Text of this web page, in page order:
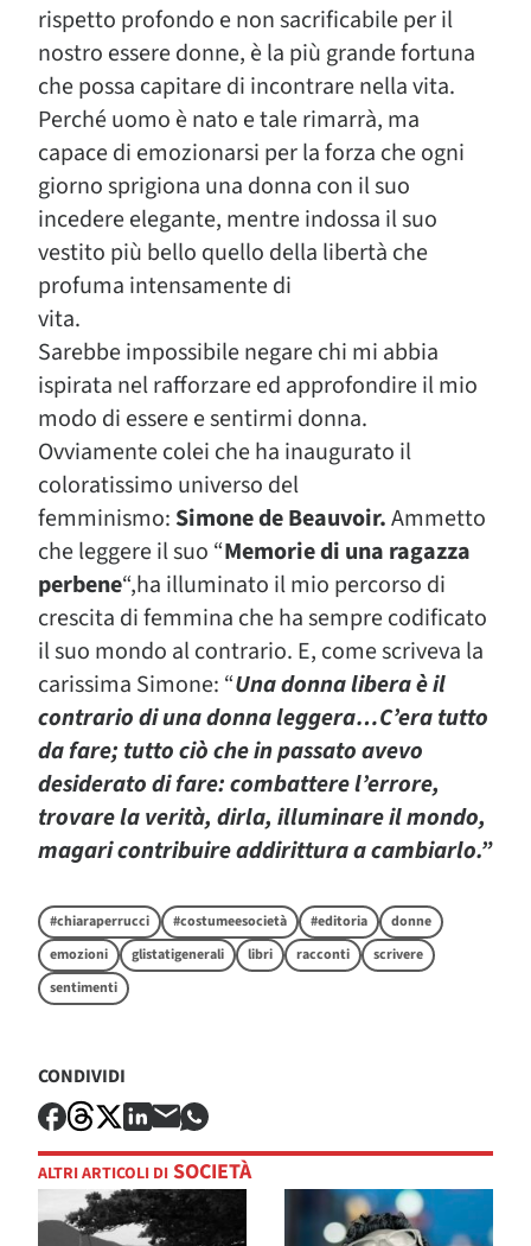
rispetto profondo e non sacrificabile per il
nostro essere donne, è la più grande fortuna
che possa capitare di incontrare nella vita.
Perché uomo è nato e tale rimarrà, ma
capace di emozionarsi per la forza che ogni
giorno sprigiona una donna con il suo
incedere elegante, mentre indossa il suo
vestito più bello quello della libertà che
profuma intensamente di
vita.
Sarebbe impossibile negare chi mi abbia
ispirata nel rafforzare ed approfondire il mio
modo di essere e sentirmi donna.
Ovviamente colei che ha inaugurato il
coloratissimo universo del
femminismo: Simone de Beauvoir.Ammetto
che leggere il suo “Memorie di una ragazza
perbene“,ha illuminato il mio percorso di
crescita di femmina che ha sempre codificato
il suo mondo al contrario. E, come scriveva la
carissima Simone: “Una donna libera è il
contrario di una donna leggera…C’era tutto
da fare; tutto ciò che in passato avevo
desiderato di fare: combattere l’errore,
trovare la verità, dirla, illuminare il mondo,
magari contribuire addirittura a cambiarlo.”
#chiaraperrucci #costumeesocietà #editoria
donne
emozioni
glistatigenerali libri racconti
scrivere
sentimenti
CONDIVIDI
ALTRI ARTICOLI DI SOCIETÀ